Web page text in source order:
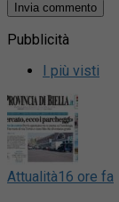
Pubblicità
I più visti
Attualità16 ore fa